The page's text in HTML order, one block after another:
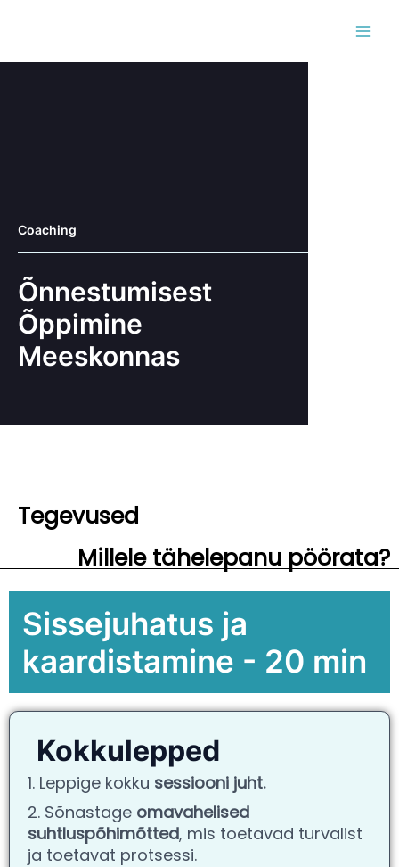
Coaching
Õnnestumisest
Õppimine
Meeskonnas
Tegevused
Millele tähelepanu pöörata?
Sissejuhatus ja
kaardistamine - 20 min
Kokkulepped
1. Leppige kokku sessiooni juht.
2. Sõnastage omavahelised
suhtluspõhimõtted, mis toetavad turvalist
ja toetavat protsessi.